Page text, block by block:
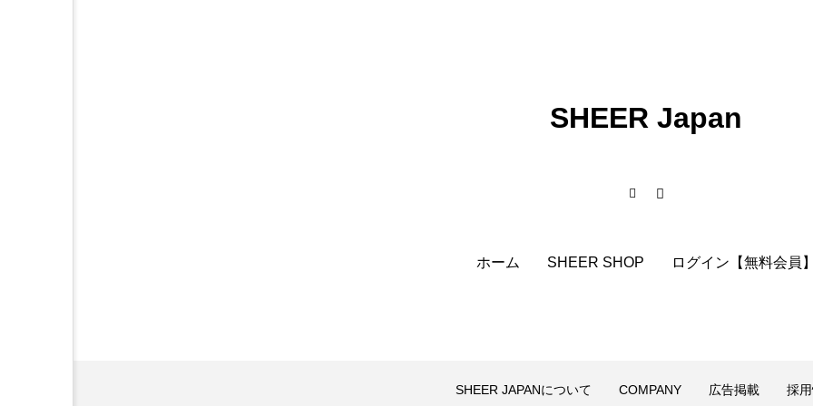
SHEER Japan
ホーム SHEER SHOP ログイン【無料会員
SHEER JAPANについて COMPANY 広告掲載 採